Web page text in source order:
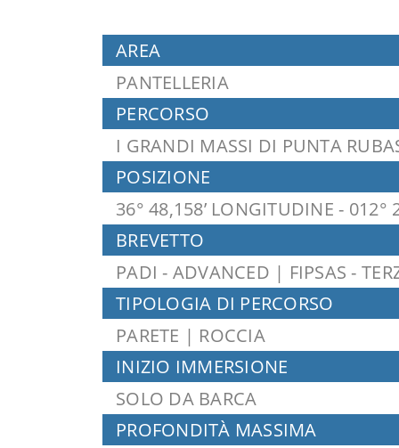
AREA
PANTELLERIA
PERCORSO
I GRANDI MASSI DI PUNTA
POSIZIONE
36° 48,158’ LONGITUDINE - 012°
BREVETTO
PADI - ADVANCED | FIPSAS -
TIPOLOGIA DI PERCORSO
PARETE | ROCCIA
INIZIO IMMERSIONE
SOLO DA BARCA
PROFONDITÀ MASSIMA